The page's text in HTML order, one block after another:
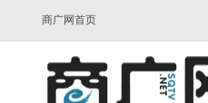
商广网首页